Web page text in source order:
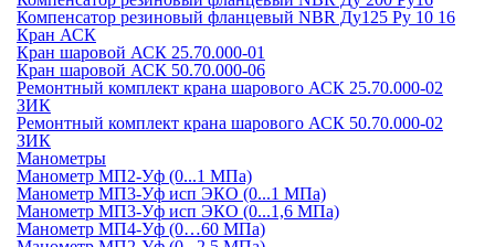
Компенсатор резиновый фланцевый NBR Ду125 Ру 10 16
Кран АСК
Кран шаровой АСК 25.70.000-01
Кран шаровой АСК 50.70.000-06
Ремонтный комплект крана шарового АСК 25.70.000-02
ЗИК
Ремонтный комплект крана шарового АСК 50.70.000-02
ЗИК
Манометры
Манометр МП2-Уф (0...1 МПа)
Манометр МП3-Уф исп ЭКО (0...1 МПа)
Манометр МП3-Уф исп ЭКО (0...1,6 МПа)
Манометр МП4-Уф (0…60 МПа)